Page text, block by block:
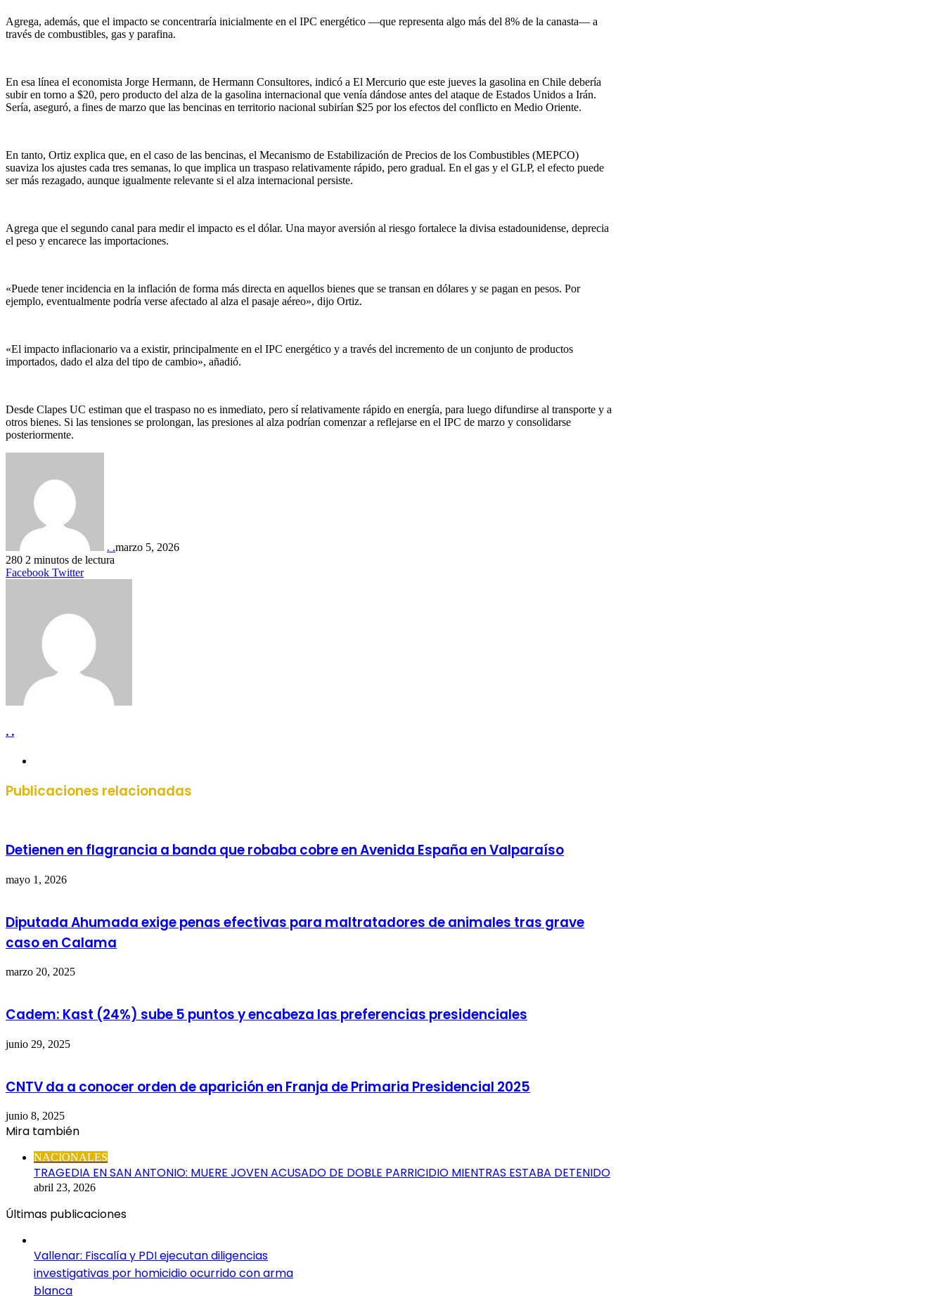
Agrega, además, que el impacto se concentraría inicialmente en el IPC energético —que representa algo más del 8% de la canasta— a
través de combustibles, gas y parafina.
En esa línea el economista Jorge Hermann, de Hermann Consultores, indicó a El Mercurio que este jueves la gasolina en Chile debería
subir en torno a $20, pero producto del alza de la gasolina internacional que venía dándose antes del ataque de Estados Unidos a Irán.
Sería, aseguró, a fines de marzo que las bencinas en territorio nacional subirían $25 por los efectos del conflicto en Medio Oriente.
En tanto, Ortiz explica que, en el caso de las bencinas, el Mecanismo de Estabilización de Precios de los Combustibles (MEPCO)
suaviza los ajustes cada tres semanas, lo que implica un traspaso relativamente rápido, pero gradual. En el gas y el GLP, el efecto puede
ser más rezagado, aunque igualmente relevante si el alza internacional persiste.
Agrega que el segundo canal para medir el impacto es el dólar. Una mayor aversión al riesgo fortalece la divisa estadounidense, deprecia
el peso y encarece las importaciones.
«Puede tener incidencia en la inflación de forma más directa en aquellos bienes que se transan en dólares y se pagan en pesos. Por
ejemplo, eventualmente podría verse afectado al alza el pasaje aéreo», dijo Ortiz.
«El impacto inflacionario va a existir, principalmente en el IPC energético y a través del incremento de un conjunto de productos
importados, dado el alza del tipo de cambio», añadió.
Desde Clapes UC estiman que el traspaso no es inmediato, pero sí relativamente rápido en energía, para luego difundirse al transporte y a
otros bienes. Si las tensiones se prolongan, las presiones al alza podrían comenzar a reflejarse en el IPC de marzo y consolidarse
posteriormente.
. .marzo 5, 2026
280 2 minutos de lectura
Facebook TwitterLinkedIn
Tumblr
Pinterest
Reddit
VKontakte
Compartir
Imprimir
. .
Publicaciones relacionadas
Detienen en flagrancia a banda que robaba cobre en Avenida España en Valparaíso
mayo 1, 2026
Diputada Ahumada exige penas efectivas para maltratadores de animales tras grave
caso en Calama
marzo 20, 2025
Cadem: Kast (24%) sube 5 puntos y encabeza las preferencias presidenciales
junio 29, 2025
CNTV da a conocer orden de aparición en Franja de Primaria Presidencial 2025
junio 8, 2025
Mira también
NACIONALES
TRAGEDIA EN SAN ANTONIO: MUERE JOVEN ACUSADO DE DOBLE PARRICIDIO MIENTRAS ESTABA DETENIDO
abril 23, 2026
Últimas publicaciones
Vallenar: Fiscalía y PDI ejecutan diligencias
investigativas por homicidio ocurrido con arma
blanca